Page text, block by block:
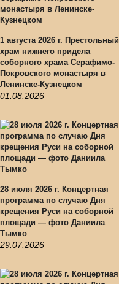
1 августа 2026 г. Престольный
храм нижнего придела
соборного храма Серафимо-
Покровского монастыря в
Ленинске-Кузнецком
01.08.2026
28 июля 2026 г. Концертная
программа по случаю Дня
крещения Руси на соборной
площади — фото Даниила
Тымко
29.07.2026